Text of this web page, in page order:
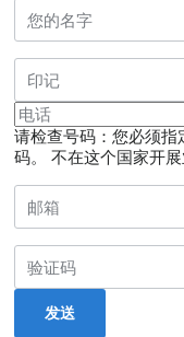
请检查号码：您必须
码。
不在这个国家开